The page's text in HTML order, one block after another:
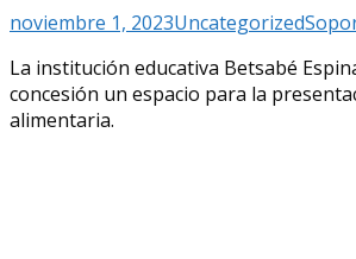
noviembre 1, 2023Uncategorized
La institución educativa Betsabé
concesión un espacio para la
alimentaria.